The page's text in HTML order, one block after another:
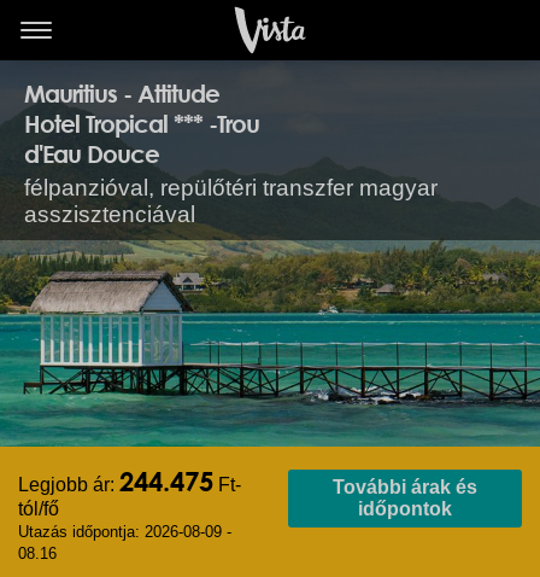
Mauritius - Attitude
Hotel Tropical *** -Trou
d'Eau Douce
félpanzióval, repülőtéri transzfer magyar
asszisztenciával
Legjobb ár: 244.475 Ft-
tól/fő
Utazás időpontja: 2026-08-09 -
08.16
További árak és
időpontok